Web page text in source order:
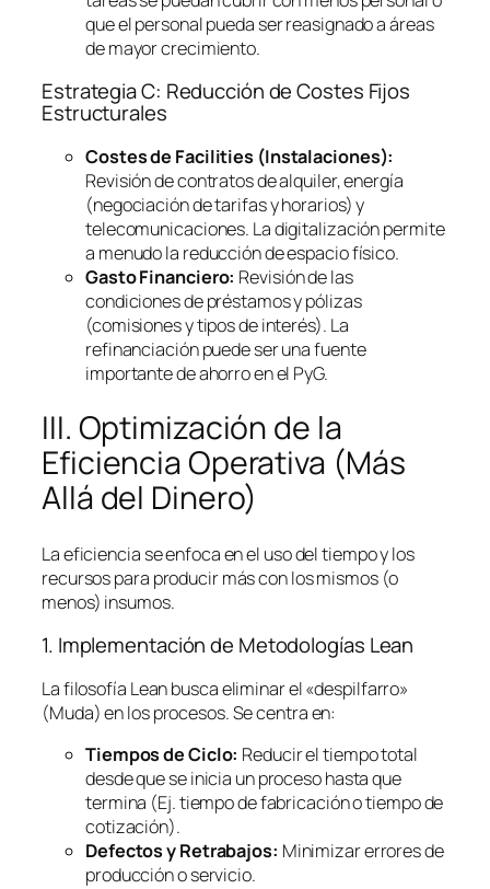
que el personal pueda ser reasignado a áreas
de mayor crecimiento.
Estrategia C: Reducción de Costes Fijos
Estructurales
Costes de Facilities (Instalaciones):
Revisión de contratos de alquiler, energía
(negociación de tarifas y horarios) y
telecomunicaciones. La digitalización permite
a menudo la reducción de espacio físico.
Gasto Financiero: Revisión de las
condiciones de préstamos y pólizas
(comisiones y tipos de interés). La
refinanciación puede ser una fuente
importante de ahorro en el PyG.
III. Optimización de la
Eficiencia Operativa (Más
Allá del Dinero)
La eficiencia se enfoca en el uso del tiempo y los
recursos para producir más con los mismos (o
menos) insumos.
1. Implementación de Metodologías Lean
La filosofía Leanbusca eliminar el «despilfarro»
(Muda) en los procesos. Se centra en:
Tiempos de Ciclo: Reducir el tiempo total
desde que se inicia un proceso hasta que
termina (Ej. tiempo de fabricación o tiempo de
cotización).
Defectos y Retrabajos: Minimizar errores de
producción o servicio.